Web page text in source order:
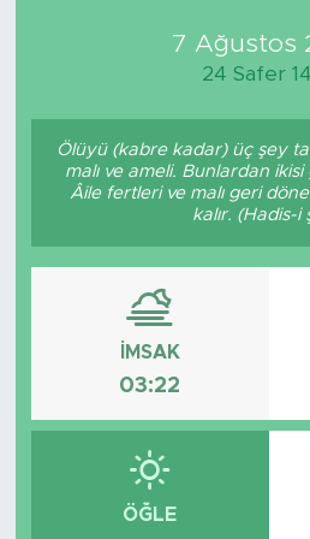
7 Ağustos
24 Safer
Ölüyü (kabre kadar) üç şey
malı ve ameli. Bunlardan
Âile fertleri ve malı geri
kalır. (Hadis-i
İMSAK
03:22
ÖĞLE
Siyaset
GURBETTEN SILAYA
Foto Galeri
Manşet